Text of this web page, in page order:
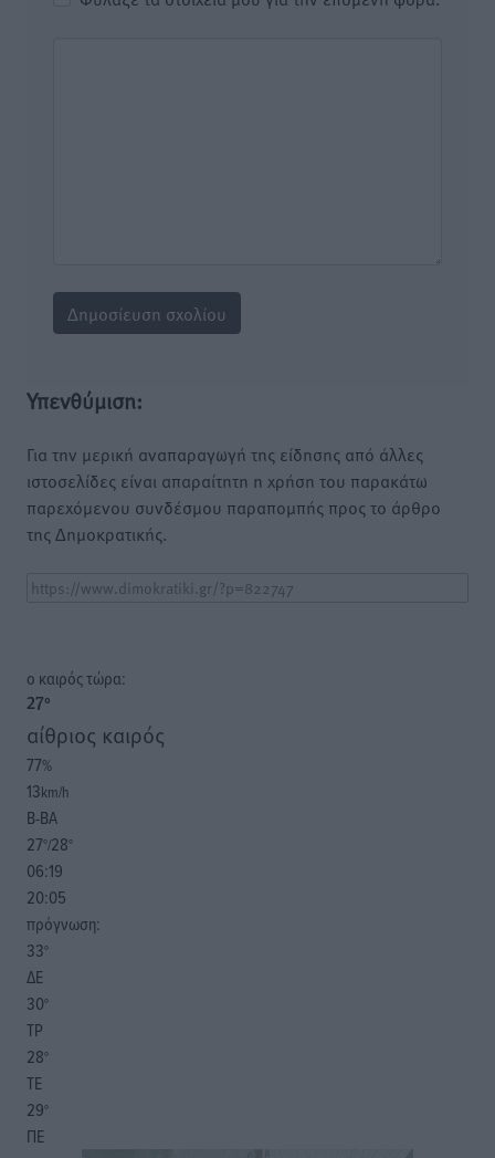
Υπενθύμιση:
Για την μερική αναπαραγωγή της είδησης από άλλες
ιστοσελίδες είναι απαραίτητη η χρήση του παρακάτω
παρεχόμενου συνδέσμου παραπομπής προς το άρθρο
της Δημοκρατικής.
o καιρός τώρα:
27°
αίθριος καιρός
77%
13km/h
Β-ΒΑ
27°/28°
06:19
20:05
πρόγνωση:
33°
ΔΕ
30°
ΤΡ
28°
ΤΕ
29°
ΠΕ